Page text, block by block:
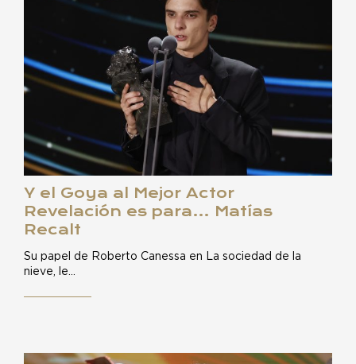
Y el Goya al Mejor Actor
Revelación es para… Matías
Recalt
Su papel de Roberto Canessa en La sociedad de la
nieve, le…